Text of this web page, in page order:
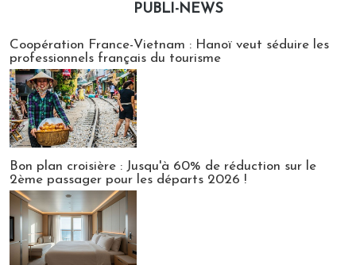
PUBLI-NEWS
Coopération France-Vietnam : Hanoï veut séduire les
professionnels français du tourisme
Bon plan croisière : Jusqu'à 60% de réduction sur le
2ème passager pour les départs 2026 !